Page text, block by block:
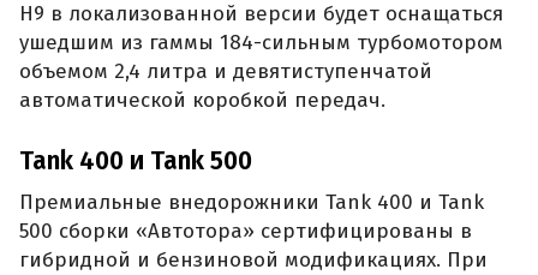
H9 в локализованной версии будет оснащаться
ушедшим из гаммы 184-сильным турбомотором
объемом 2,4 литра и девятиступенчатой
автоматической коробкой передач.
Tank 400 и Tank 500
Премиальные внедорожники Tank 400 и Tank
500 сборки «Автотора» сертифицированы в
гибридной и бензиновой модификациях. При